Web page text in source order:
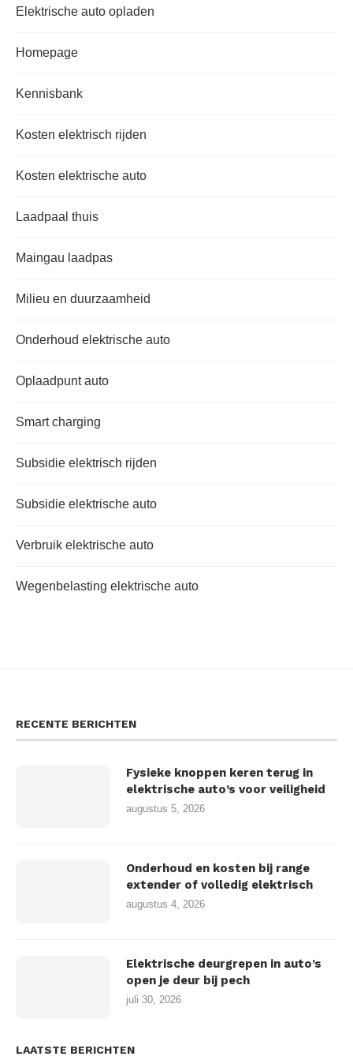
Elektrische auto opladen
Homepage
Kennisbank
Kosten elektrisch rijden
Kosten elektrische auto
Laadpaal thuis
Maingau laadpas
Milieu en duurzaamheid
Onderhoud elektrische auto
Oplaadpunt auto
Smart charging
Subsidie elektrisch rijden
Subsidie elektrische auto
Verbruik elektrische auto
Wegenbelasting elektrische auto
RECENTE BERICHTEN
Fysieke knoppen keren terug in
elektrische auto’s voor veiligheid
augustus 5, 2026
Onderhoud en kosten bij range
extender of volledig elektrisch
augustus 4, 2026
Elektrische deurgrepen in auto’s
open je deur bij pech
juli 30, 2026
LAATSTE BERICHTEN